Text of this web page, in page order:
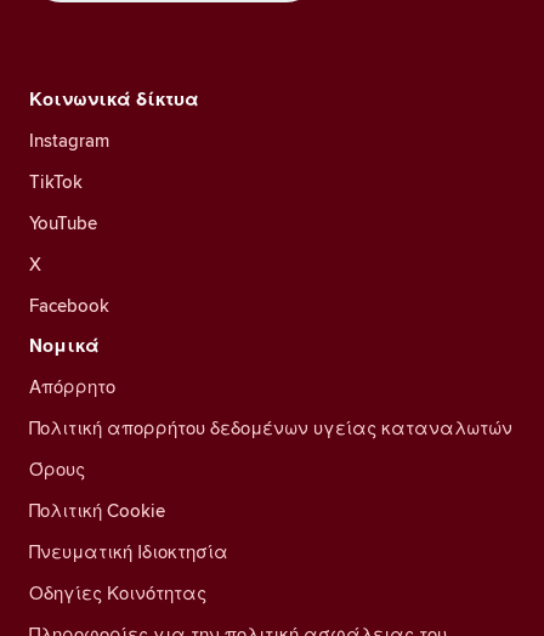
Κοινωνικά δίκτυα
Instagram
TikTok
YouTube
X
Facebook
Νομικά
Απόρρητο
Πολιτική απορρήτου δεδομένων υγείας καταναλωτών
Όρους
Πολιτική Cookie
Πνευματική Ιδιοκτησία
Οδηγίες Κοινότητας